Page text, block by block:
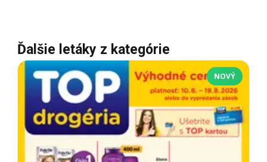
Ďalšie letáky z kategórie
NOVÝ